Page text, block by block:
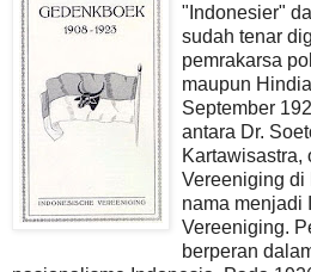
"Indonesier"
sudah tenar
pemrakarsa
maupun
September
antara Dr.
Kartawisastra,
Vereeniging di
nama menjadi
Vereeniging.
berperan